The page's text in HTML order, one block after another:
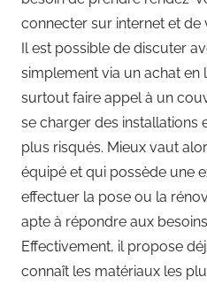
connecter sur internet et de
Il est possible de discuter
simplement via un achat en
surtout faire appel à un
se charger des installations
plus risqués. Mieux vaut
équipé et qui possède une
effectuer la pose ou la
apte à répondre aux
Effectivement, il propose
connaît les matériaux les